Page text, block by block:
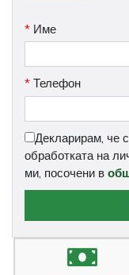
* Име
* Телефон
Декларирам, че
обработката на
ми, посочени в